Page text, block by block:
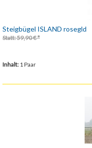
Steigbügel ISLAND rosegld
Statt: 59,90 € *
Inhalt: 1 Paar